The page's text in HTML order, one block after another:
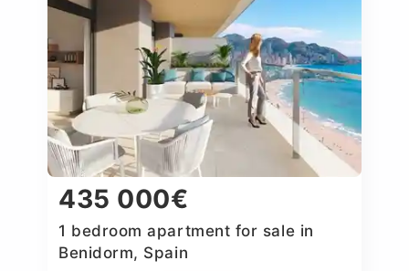
435 000€
1 bedroom apartment for sale in
Benidorm, Spain